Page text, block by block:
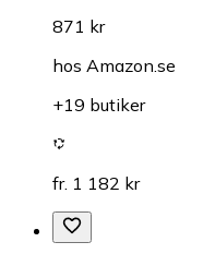
871 kr
hos Amazon.se
+19 butiker
fr. 1 182 kr